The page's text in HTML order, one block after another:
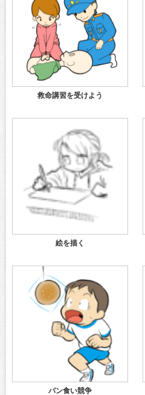
救命講習を受けよう
絵を描く
パン食い競争